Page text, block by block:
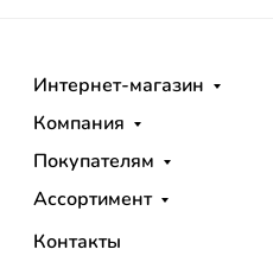
Интернет-магазин
Компания
Покупателям
Ассортимент
Контакты